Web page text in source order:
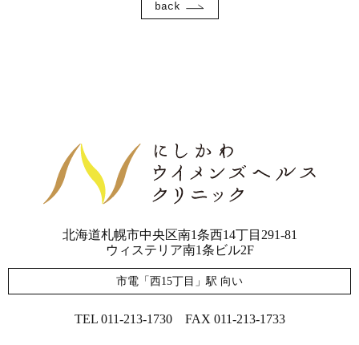
back
北海道札幌市中央区南1条西14丁目291-81
ウィステリア南1条ビル2F
市電「西15丁目」駅 向い
TEL 011-213-1730 FAX 011-213-1733